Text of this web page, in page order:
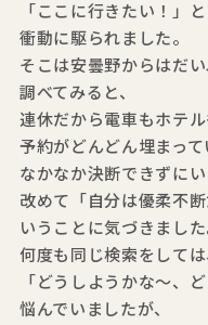
「ここに行きたい！」
衝動に駆られました。
そこは安曇野からはだい
調べてみると、
連休だから電車もホテ
予約がどんどん埋まって
なかなか決断できずにい
改めて「自分は優柔不
いうことに気づきました
何度も同じ検索をしては
「どうしようかな～、
悩んでいましたが、